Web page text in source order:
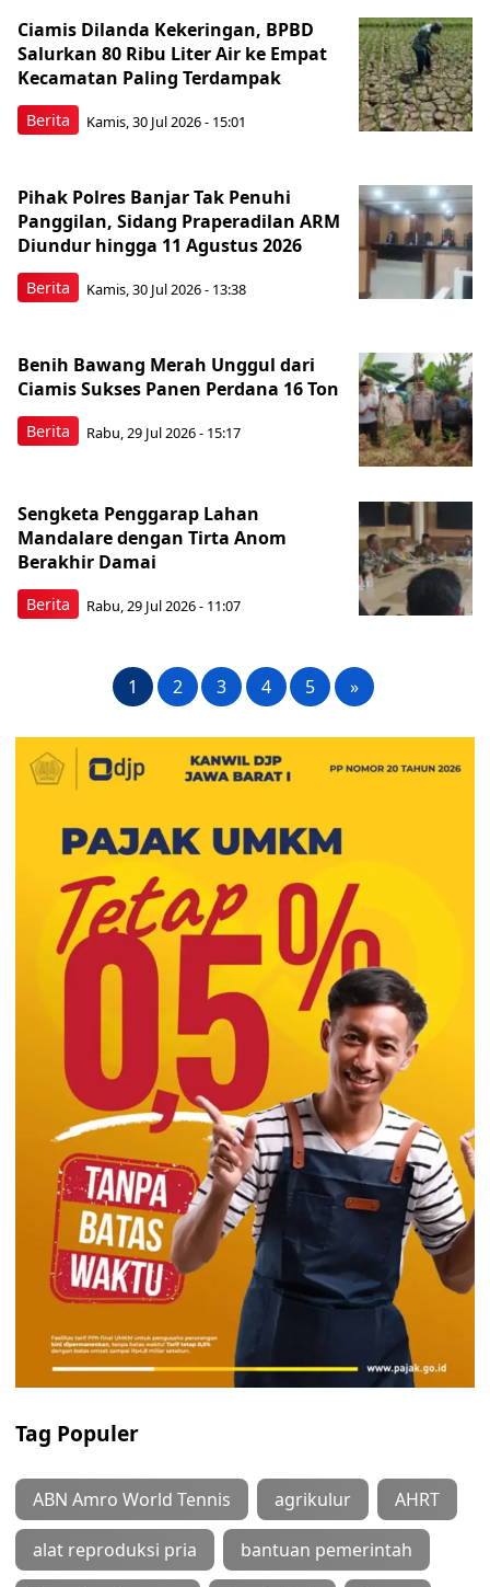
Berita
Ciamis Dilanda Kekeringan, BPBD
Salurkan 80 Ribu Liter Air ke Empat
Kecamatan Paling Terdampak
Kamis, 30 Jul 2026 - 15:01
Berita
Pihak Polres Banjar Tak Penuhi
Panggilan, Sidang Praperadilan ARM
Diundur hingga 11 Agustus 2026
Kamis, 30 Jul 2026 - 13:38
Berita
Benih Bawang Merah Unggul dari
Ciamis Sukses Panen Perdana 16 Ton
Rabu, 29 Jul 2026 - 15:17
Berita
Sengketa Penggarap Lahan
Mandalare dengan Tirta Anom
Berakhir Damai
Rabu, 29 Jul 2026 - 11:07
1 2 3 4 5 »
Tag Populer
ABN Amro World Tennis agrikulur AHRT
alat reproduksi pria bantuan pemerintah